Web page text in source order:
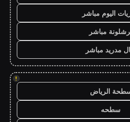
اليوم مباشر
مباشر
مدريد مباشر
!
الرياض
سطحه